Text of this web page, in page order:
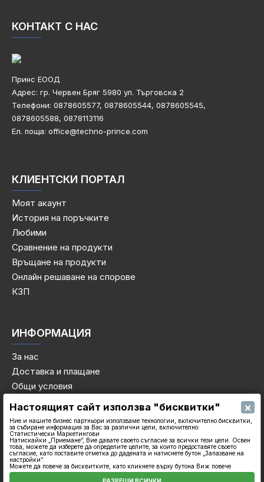
КОНТАКТ С НАС
Принс ЕООД
Адрес: гр. Червен Бряг 5980 ул. Търговска 2
Телефони: 0878605577, 0878605544, 0878605545,
0878605588, 0878113116
Ел. поща: office@techno-prince.com
КЛИЕНТСКИ ПОРТАЛ
Моят акаунт
История на поръчките
Любими
Сравнение на продукти
Връщане на продукти
Онлайн решаване на спорове
КЗП
ИНФОРМАЦИЯ
За нас
Доставка и плащане
Общи условия
Декларация за поверителност
Политика за бисквитките
Контакти
Настоящият сайт използва "бисквитки" ×
Ние и нашите бизнес партньори използваме технологии, включително бисквитки,
за събиране информация за Вас за различни цели, включително:
Статистически Маркетингови
Натискайки „Приемане“, Вие давате своето съгласие за всички тези цели. Освен
това, можете да изберете да определите целите, за които предоставяте своето
съгласие, като поставите отметка до дадената и натиснете бутон „Запазване на
настройки“.
Можете да повече за бисквитките, като кликнете върху бутона Виж повече